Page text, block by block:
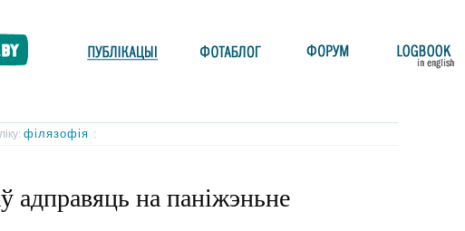
філязофія :
адправяць на паніжэньне